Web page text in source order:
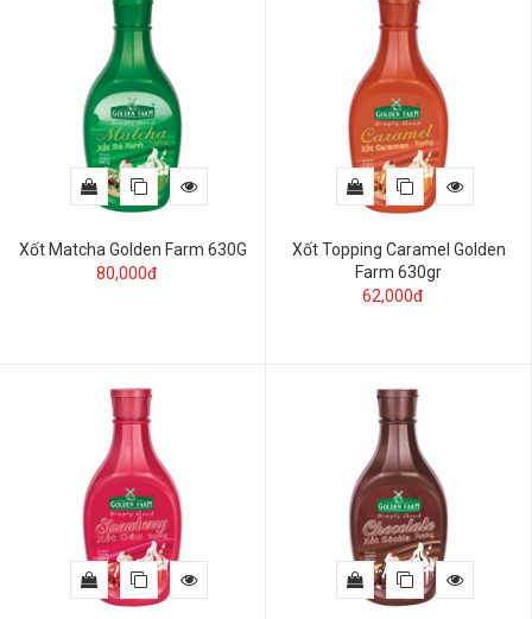
Xốt Matcha Golden Farm 630G
80,000đ
Xốt Topping Caramel Golden
Farm 630gr
62,000đ